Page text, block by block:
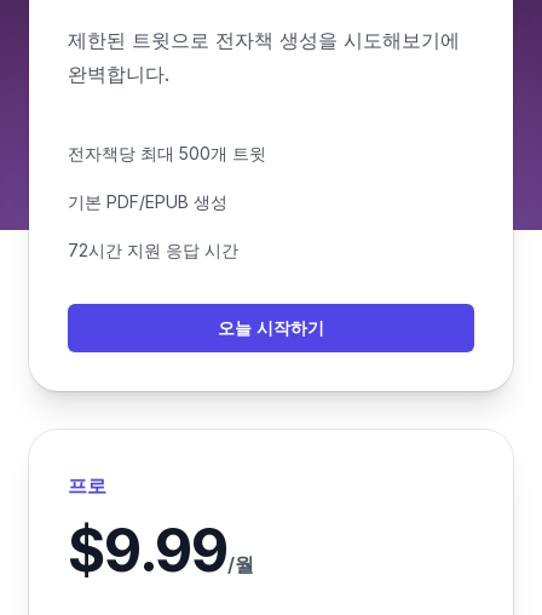
제한된 트윗으로 전자책 생성을 시도해보기에
완벽합니다.
전자책당 최대 500개 트윗
기본 PDF/EPUB 생성
72시간 지원 응답 시간
오늘 시작하기
프로
$9.99/월